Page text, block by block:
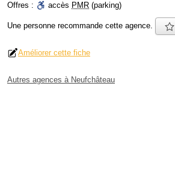
Offres :
accès PMR (parking)
Une personne recommande cette agence.
Améliorer cette fiche
Autres agences à Neufchâteau